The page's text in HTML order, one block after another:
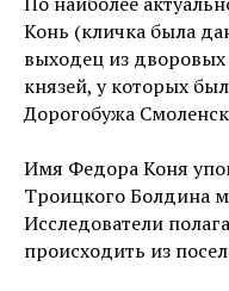
Конь (кличка была
выходец из
князей, у которых
Дорогобужа
Имя Федора Коня
Троицкого Болдина
Исследователи
происходить из